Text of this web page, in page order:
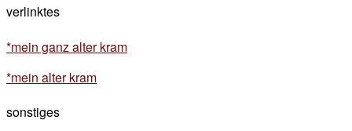
verlinktes
*mein ganz alter kram
*mein alter kram
sonstiges